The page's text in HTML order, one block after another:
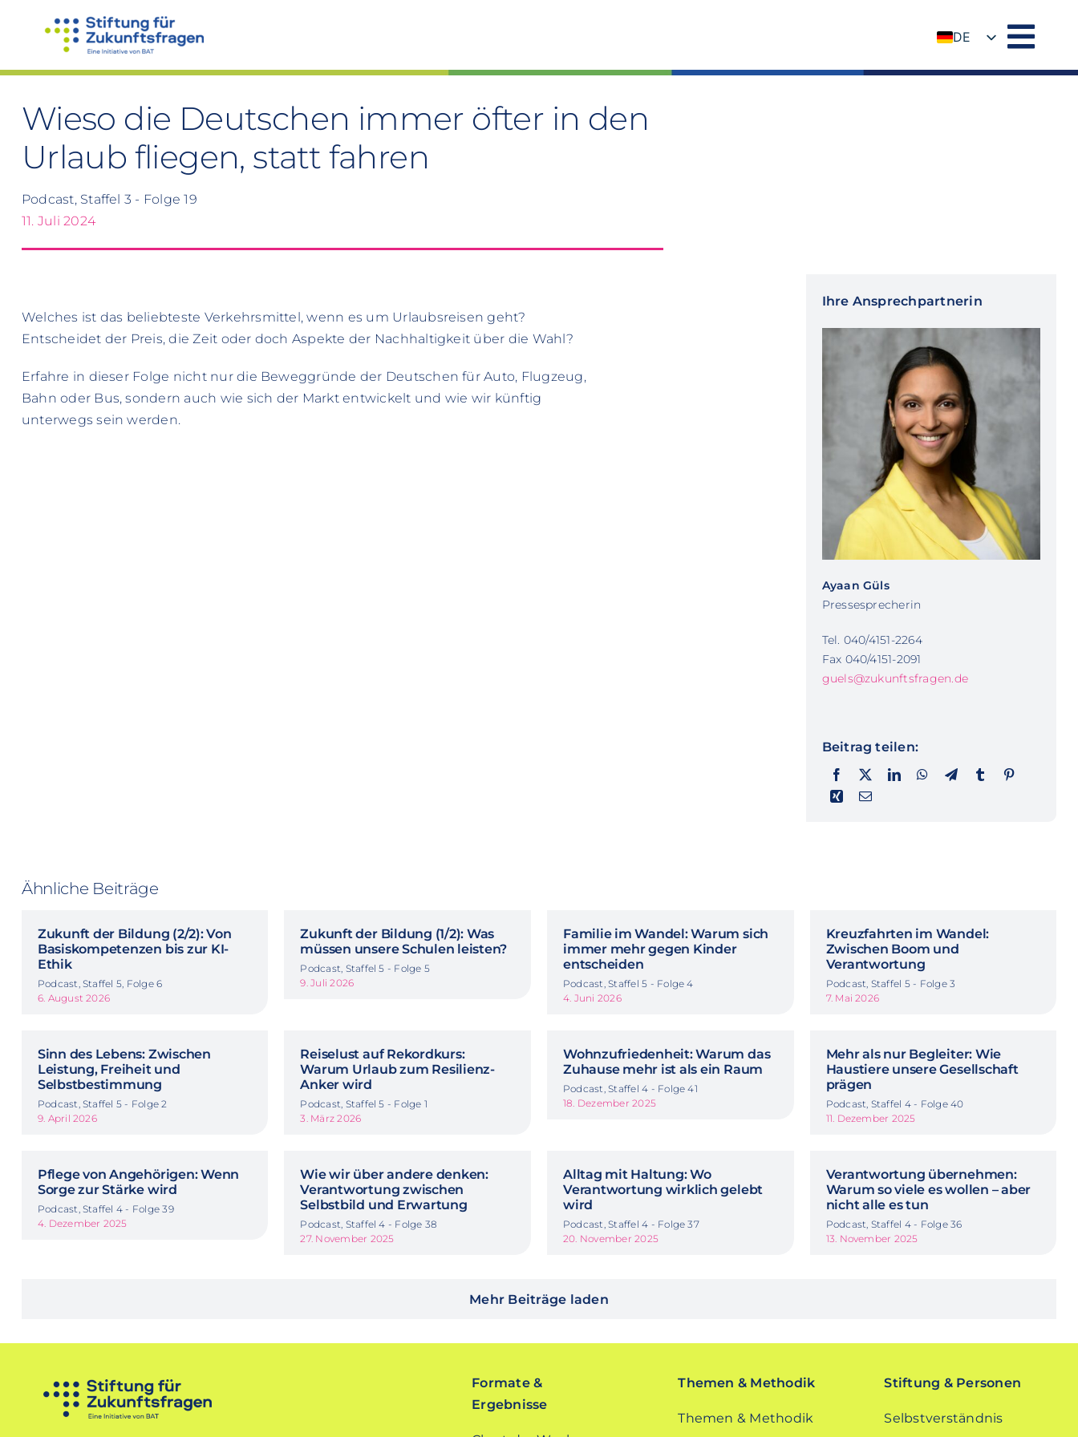
DE
Wieso die Deutschen immer öfter in den
Urlaub fliegen, statt fahren
Podcast, Staffel 3 - Folge 19
11. Juli 2024
Welches ist das beliebteste Verkehrsmittel, wenn es um Urlaubsreisen geht?
Entscheidet der Preis, die Zeit oder doch Aspekte der Nachhaltigkeit über die Wahl?
Erfahre in dieser Folge nicht nur die Beweggründe der Deutschen für Auto, Flugzeug,
Bahn oder Bus, sondern auch wie sich der Markt entwickelt und wie wir künftig
unterwegs sein werden.
Ihre Ansprechpartnerin
Ayaan Güls
Pressesprecherin
Tel. 040/4151-2264
Fax 040/4151-2091
guels@zukunftsfragen.de
Beitrag teilen:
Ähnliche Beiträge
Zukunft der Bildung (2/2): Von
Basiskompetenzen bis zur KI-
Ethik
Podcast, Staffel 5, Folge 6
6. August 2026
Zukunft der Bildung (1/2): Was
müssen unsere Schulen leisten?
Podcast, Staffel 5 - Folge 5
9. Juli 2026
Familie im Wandel: Warum sich
immer mehr gegen Kinder
entscheiden
Podcast, Staffel 5 - Folge 4
4. Juni 2026
Kreuzfahrten im Wandel:
Zwischen Boom und
Verantwortung
Podcast, Staffel 5 - Folge 3
7. Mai 2026
Sinn des Lebens: Zwischen
Leistung, Freiheit und
Selbstbestimmung
Podcast, Staffel 5 - Folge 2
9. April 2026
Reiselust auf Rekordkurs:
Warum Urlaub zum Resilienz-
Anker wird
Podcast, Staffel 5 - Folge 1
3. März 2026
Wohnzufriedenheit: Warum das
Zuhause mehr ist als ein Raum
Podcast, Staffel 4 - Folge 41
18. Dezember 2025
Mehr als nur Begleiter: Wie
Haustiere unsere Gesellschaft
prägen
Podcast, Staffel 4 - Folge 40
11. Dezember 2025
Pflege von Angehörigen: Wenn
Sorge zur Stärke wird
Podcast, Staffel 4 - Folge 39
4. Dezember 2025
Wie wir über andere denken:
Verantwortung zwischen
Selbstbild und Erwartung
Podcast, Staffel 4 - Folge 38
27. November 2025
Alltag mit Haltung: Wo
Verantwortung wirklich gelebt
wird
Podcast, Staffel 4 - Folge 37
20. November 2025
Verantwortung übernehmen:
Warum so viele es wollen – aber
nicht alle es tun
Podcast, Staffel 4 - Folge 36
13. November 2025
Mehr Beiträge laden
Formate &
Ergebnisse
Themen & Methodik
Themen & Methodik
Stiftung & Personen
Selbstverständnis